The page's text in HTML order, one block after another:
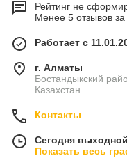
Рейтинг не
Менее 5 отзывов
Работает с
г. Алматы
Бостандыкский
Казахстан
Контакты
Сегодня выходной
Показать весь